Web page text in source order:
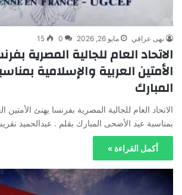
نهى عراقي مايو 26, 2026 0
15
الاتحاد العام للجالية المصرية
الأمتين العربية والإسلامية
المبارك
الاتحاد العام للجالية المصرية بفرنسا يهنئ الأمتين
بمناسبة عيد الأضحى المبارك بقلم . عبدالحميد
أكمل القراءة »